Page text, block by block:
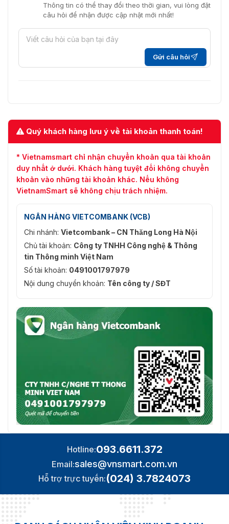
Thông tin có thể thay đổi theo thời gian, vui lòng đặt
câu hỏi để nhận được cập nhật mới nhất!
Gửi câu hỏi
Quý khách hàng lưu ý về tài khoản thanh toán!
* Vietnamsmart chỉ nhận chuyển khoản qua tài khoản
duy nhất ở dưới. Khách hàng tuyệt đối không chuyển
khoản vào những tài khoản khác. Nếu không
VietnamSmart sẽ không chịu trách nhiệm.
NGÂN HÀNG VIETCOMBANK (VCB)
Chi nhánh: Vietcombank – CN Thăng Long Hà Nội
Chủ tài khoản: Công ty TNHH Công nghệ & Thông
tin Thông minh Việt Nam
Số tài khoản: 0491001797979
Nội dung chuyển khoản: Tên công ty / SĐT
Hotline:093.6611.372
Email:sales@vnsmart.com.vn
Hỗ trợ trực tuyến:(024) 3.7824073